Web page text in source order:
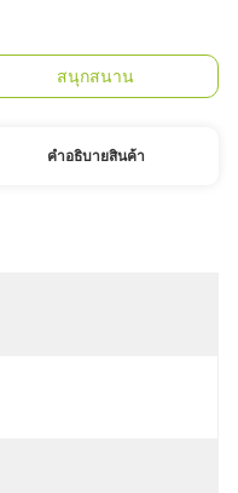
สนุกสนาน
คําอธิบายสินค้า